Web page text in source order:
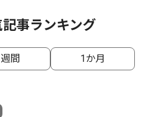
事ランキング
間 1か月